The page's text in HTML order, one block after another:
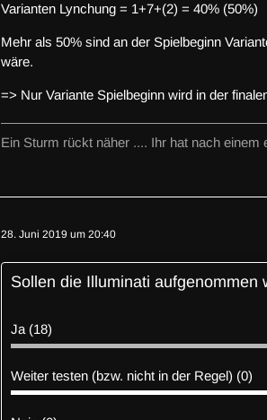
Varianten Lynchung = 1+7+(2) = 40% (50%)
Mehr als 50% sind an der Spielbeginn
wäre.
=> Nur Variante Spielbeginn wird in der
Ein Sturm rückt näher .... Ihr hat nach
28. Juni 2019 um 20:40
Sollen die Illuminati aufgenommen
Ja (18)
Weiter testen (bzw. nicht in der Regel) (0)